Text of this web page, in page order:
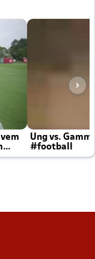
Ung vs.
#football